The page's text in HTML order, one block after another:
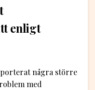
enligt
några större
med